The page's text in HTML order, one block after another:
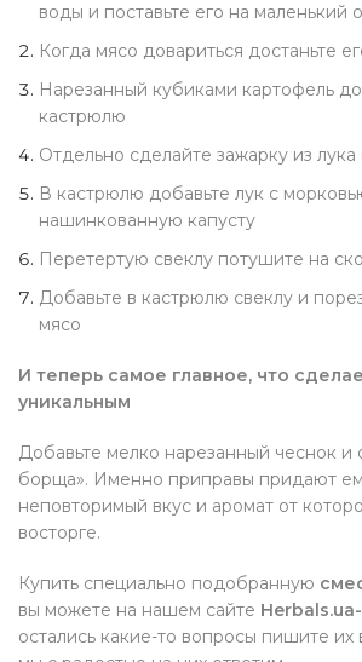
воды и поставьте его на маленький
Когда мясо довариться достаньте
Нарезанный кубиками картофель
кастрюлю
Отдельно сделайте зажарку из
В кастрюлю добавьте лук с
нашинкованную капусту
Перетертую свеклу потушите на
Добавьте в кастрюлю свеклу и
мясо
И теперь самое главное, что
уникальным
Добавьте мелко нарезанный чеснок и
борща». Именно приправы придают
неповторимый вкус и аромат от
восторге.
Купить специально подобранную
вы можете на нашем сайте
остались какие-то вопросы пишите их